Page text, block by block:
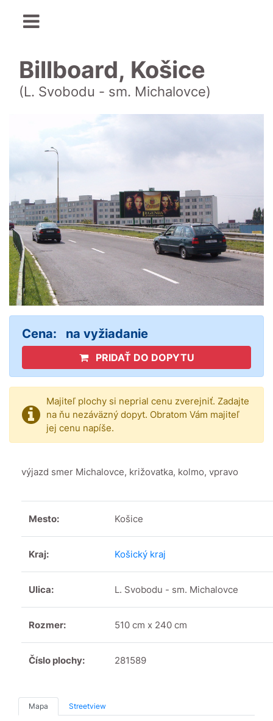
Billboard, Košice
(L. Svobodu - sm. Michalovce)
Cena: na vyžiadanie
PRIDAŤ DO DOPYTU
Majiteľ plochy si neprial cenu zverejniť. Zadajte
na ňu nezáväzný dopyt. Obratom Vám majiteľ
jej cenu napíše.
výjazd smer Michalovce, križovatka, kolmo, vpravo
Mesto: Košice
Kraj: Košický kraj
Ulica: L. Svobodu - sm. Michalovce
Rozmer: 510 cm x 240 cm
Číslo plochy: 281589
Mapa Streetview